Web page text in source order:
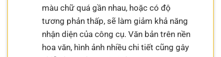
màu chữ quá gần nhau, hoặc có độ
tương phản thấp, sẽ làm giảm khả năng
nhận diện của công cụ. Văn bản trên nền
hoa văn, hình ảnh nhiều chi tiết cũng gây